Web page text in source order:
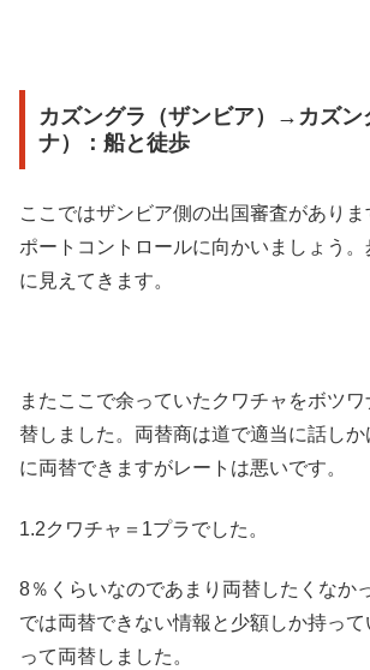
カズングラ（ザンビア）→カズン
ナ）：船と徒歩
ここではザンビア側の出国審査があり
ポートコントロールに向かいましょう。
に見えてきます。
またここで余っていたクワチャをボツ
替しました。両替商は道で適当に話し
に両替できますがレートは悪いです。
1.2クワチャ＝1プラでした。
8％くらいなのであまり両替したくなか
では両替できない情報と少額しか持っ
って両替しました。